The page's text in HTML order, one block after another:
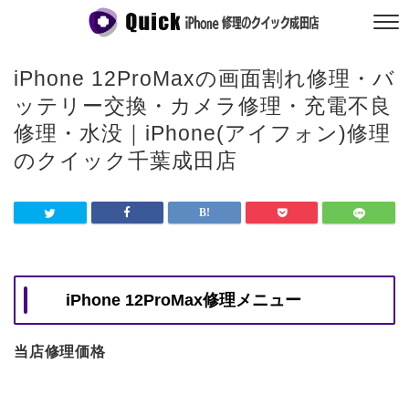
iPhone 12ProMaxの画面割れ修理・バ
ッテリー交換・カメラ修理・充電不良
修理・水没｜iPhone(アイフォン)修理
のクイック千葉成田店
iPhone 12ProMax修理メニュー
当店修理価格